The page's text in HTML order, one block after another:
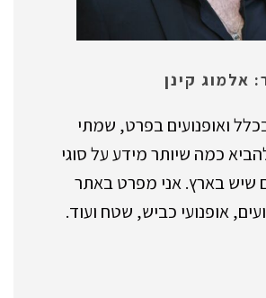
אלמוג קינן
ואופנועים בפרט, שמתי
כמה שיותר מידע על סוגי
שיש בארץ. אני מפרט באתר
אופנועי כביש, שטח ועוד.